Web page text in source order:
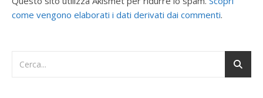
come vengono elaborati i dati derivati dai commenti.